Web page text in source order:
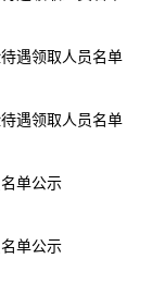
遇领取人员名单
遇领取人员名单
单公示
单公示